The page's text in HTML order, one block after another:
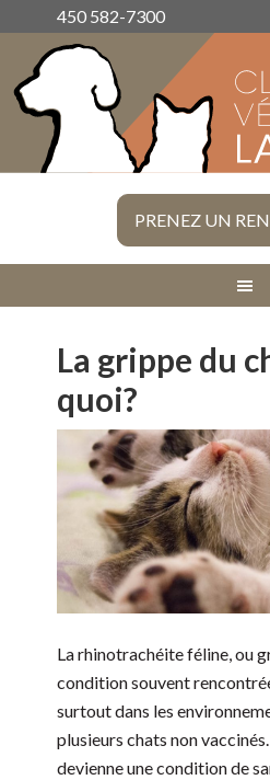
450 582-7300
PRENEZ UN
La grippe du
quoi?
La rhinotrachéite féline, ou
condition souvent
surtout dans les
plusieurs chats non
devienne une condition de